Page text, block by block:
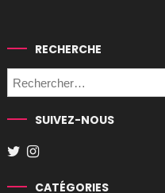
RECHERCHE
SUIVEZ-NOUS
CATÉGORIES